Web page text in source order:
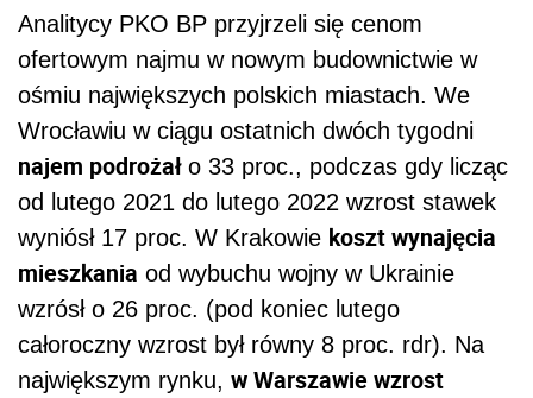
Analitycy PKO BP przyjrzeli się cenom
ofertowym najmu w nowym budownictwie w
ośmiu największych polskich miastach. We
Wrocławiu w ciągu ostatnich dwóch tygodni
najem podrożał o 33 proc., podczas gdy licząc
od lutego 2021 do lutego 2022 wzrost stawek
wyniósł 17 proc. W Krakowie koszt wynajęcia
mieszkania od wybuchu wojny w Ukrainie
wzrósł o 26 proc. (pod koniec lutego
całoroczny wzrost był równy 8 proc. rdr). Na
największym rynku, w Warszawie wzrost